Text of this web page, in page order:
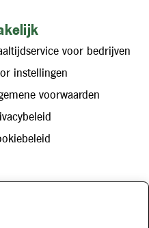
voor bedrijven
instellingen
voorwaarden